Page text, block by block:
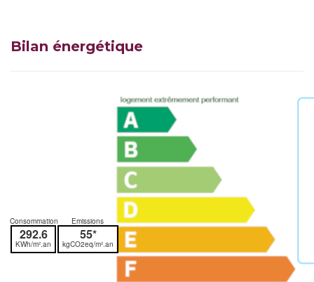
Bilan énergétique
Consommation
292.6
KWh/m².an
Emissions
55*
kgCO2eq/m².an